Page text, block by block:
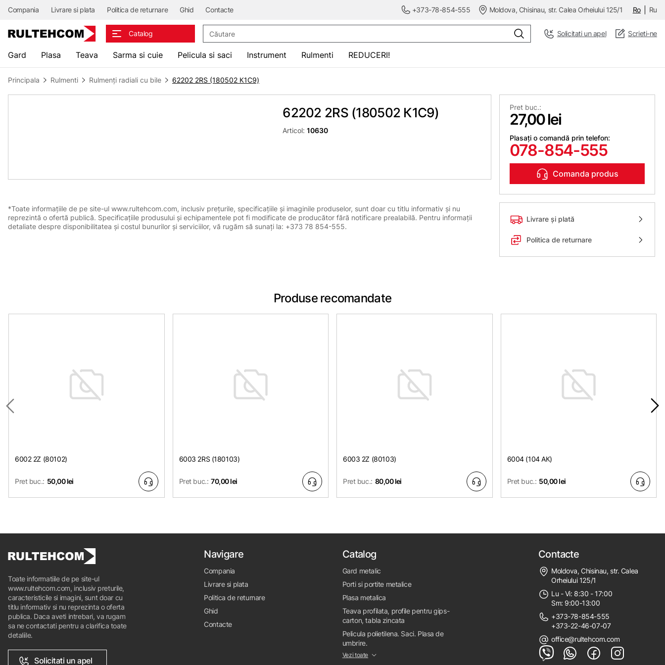
Compania Livrare si plata Politica de returnare Ghid Contacte +373-78-854-555 Moldova, Chisinau, str. Calea Orheiului 125/1 Ro Ru
Catalog Solicitati un apel Scrieti-ne
Gard Plasa Teava Sarma si cuie Pelicula si saci Instrument Rulmenti REDUCERI!
Principala Rulmenti Rulmenți radiali cu bile 62202 2RS (180502 К1С9)
62202 2RS (180502 К1С9)
Articol:10630
Pret buc.:
27,00 lei
Plasați o comandă prin telefon:
078-854-555
Comanda produs
Livrare și plată
Politica de returnare
*Toate informațiile de pe site-ul www.rultehcom.com, inclusiv prețurile, specificațiile și imaginile produselor, sunt doar cu titlu informativ și nu
reprezintă o ofertă publică. Specificațiile produsului și echipamentele pot fi modificate de producător fără notificare prealabilă. Pentru informații
detaliate despre disponibilitatea și costul bunurilor și serviciilor, vă rugăm să sunați la: +373 78 854-555.
Produse recomandate
6002 2Z (80102)
Pret buc.: 50,00 lei
6003 2RS (180103)
Pret buc.: 70,00 lei
6003 2Z (80103)
Pret buc.: 80,00 lei
6004 (104 АК)
Pret buc.: 50,00 lei
Toate informatiile de pe site-ul
www.rultehcom.com, inclusiv preturile,
caracteristicile si imagini, sunt doar cu
titlu informativ si nu reprezinta o oferta
publica. Daca aveti intrebari, va rugam
sa ne contactati pentru a clarifica toate
detaliile.
Solicitati un apel
Navigare
Compania
Livrare si plata
Politica de returnare
Ghid
Contacte
Catalog
Gard metalic
Porti si portite metalice
Plasa metalica
Teava profilata, profile pentru gips-
carton, tabla zincata
Pelicula polietilena. Saci. Plasa de
umbrire.
Vezi toate
Contacte
Moldova, Chisinau, str. Calea
Orheiului 125/1
Lu - Vi: 8:30 - 17:00
Sm: 9:00-13:00
+373-78-854-555
+373-22-46-07-07
office@rultehcom.com